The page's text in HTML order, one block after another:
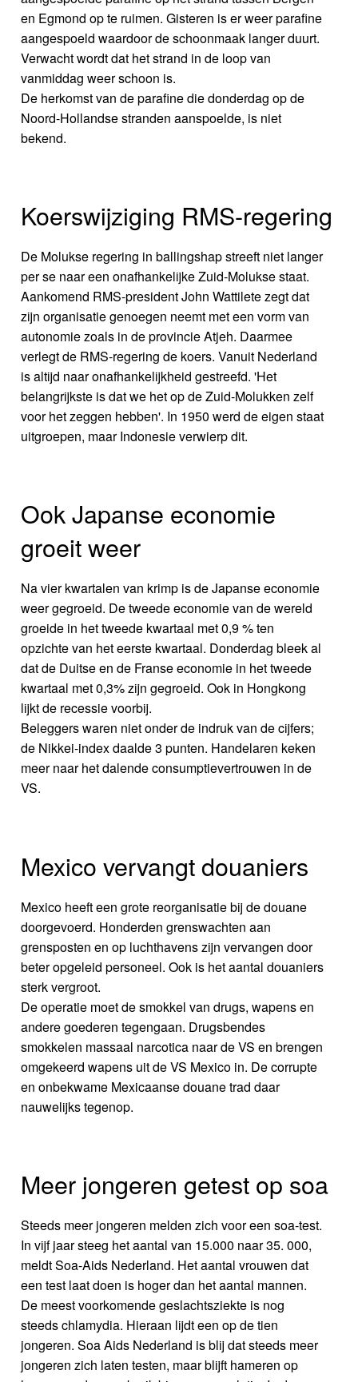
en Egmond op te ruimen. Gisteren is er weer parafine
aangespoeld waardoor de schoonmaak langer duurt.
Verwacht wordt dat het strand in de loop van
vanmiddag weer schoon is.
De herkomst van de parafine die donderdag op de
Noord-Hollandse stranden aanspoelde, is niet
bekend.
Koerswijziging RMS-regering
De Molukse regering in ballingshap streeft niet langer
per se naar een onafhankelijke Zuid-Molukse staat.
Aankomend RMS-president John Wattilete zegt dat
zijn organisatie genoegen neemt met een vorm van
autonomie zoals in de provincie Atjeh. Daarmee
verlegt de RMS-regering de koers. Vanuit Nederland
is altijd naar onafhankelijkheid gestreefd. 'Het
belangrijkste is dat we het op de Zuid-Molukken zelf
voor het zeggen hebben'. In 1950 werd de eigen staat
uitgroepen, maar Indonesie verwierp dit.
Ook Japanse economie
groeit weer
Na vier kwartalen van krimp is de Japanse economie
weer gegroeid. De tweede economie van de wereld
groeide in het tweede kwartaal met 0,9 % ten
opzichte van het eerste kwartaal. Donderdag bleek al
dat de Duitse en de Franse economie in het tweede
kwartaal met 0,3% zijn gegroeid. Ook in Hongkong
lijkt de recessie voorbij.
Beleggers waren niet onder de indruk van de cijfers;
de Nikkei-index daalde 3 punten. Handelaren keken
meer naar het dalende consumptievertrouwen in de
VS.
Mexico vervangt douaniers
Mexico heeft een grote reorganisatie bij de douane
doorgevoerd. Honderden grenswachten aan
grensposten en op luchthavens zijn vervangen door
beter opgeleid personeel. Ook is het aantal douaniers
sterk vergroot.
De operatie moet de smokkel van drugs, wapens en
andere goederen tegengaan. Drugsbendes
smokkelen massaal narcotica naar de VS en brengen
omgekeerd wapens uit de VS Mexico in. De corrupte
en onbekwame Mexicaanse douane trad daar
nauwelijks tegenop.
Meer jongeren getest op soa
Steeds meer jongeren melden zich voor een soa-test.
In vijf jaar steeg het aantal van 15.000 naar 35. 000,
meldt Soa-Aids Nederland. Het aantal vrouwen dat
een test laat doen is hoger dan het aantal mannen.
De meest voorkomende geslachtsziekte is nog
steeds chlamydia. Hieraan lijdt een op de tien
jongeren. Soa Aids Nederland is blij dat steeds meer
jongeren zich laten testen, maar blijft hameren op